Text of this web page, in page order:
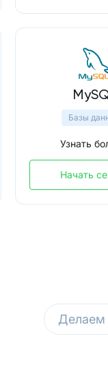
Базы
Узнать
Начать
Делаем